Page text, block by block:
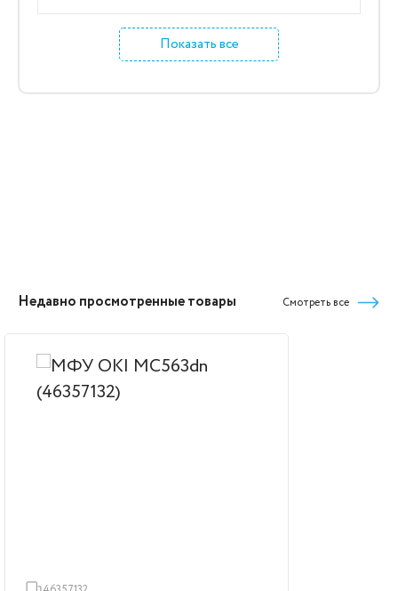
Показать все
Недавно просмотренные товары Смотреть все